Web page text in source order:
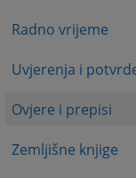
Radno vrijeme
Uvjerenja i
Ovjere i prepisi
Zemljišne knjige